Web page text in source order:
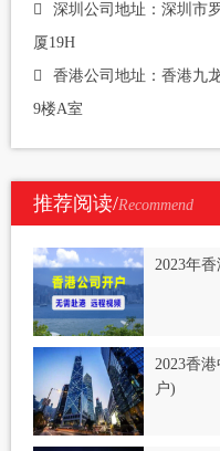
深圳公司地址：深圳市
厦19H
香港公司地址：香港九
9楼A室
推荐阅读/Recommend
2023年
2023香
户)